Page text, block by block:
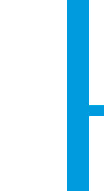
4장 입
1 아날
1.1 아
1.3 디
2 아날
2.1 가변